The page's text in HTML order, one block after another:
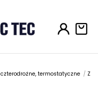
termostatyczne